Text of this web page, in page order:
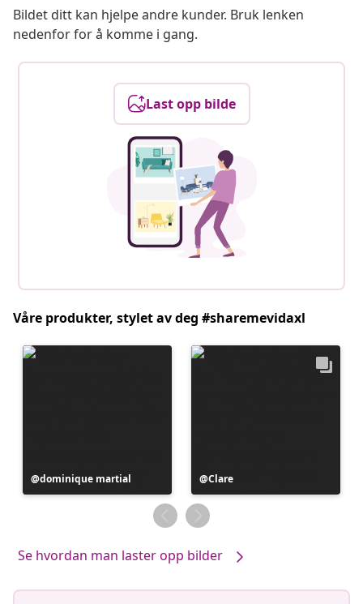
Bildet ditt kan hjelpe andre kunder. Bruk lenken
nedenfor for å komme i gang.
Last opp bilde
Våre produkter, stylet av deg #sharemevidaxl
Innlegg
publisert
dominique martial
Innlegg
publisert
av
Clare
Se hvordan man laster opp bilder